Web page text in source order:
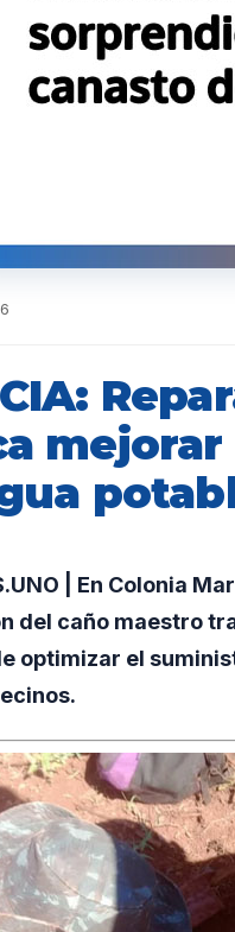
| En Colonia
del caño maestro
optimizar el